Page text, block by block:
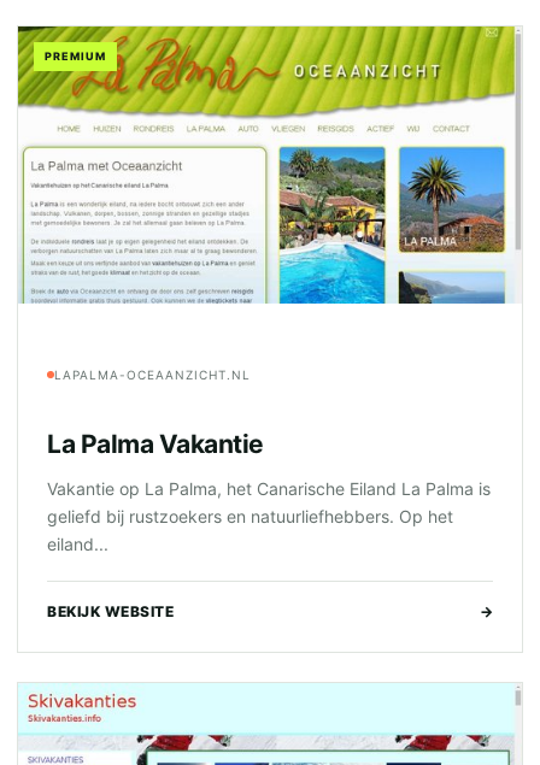
PREMIUM
LAPALMA-OCEAANZICHT.NL
La Palma Vakantie
Vakantie op La Palma, het Canarische Eiland La Palma is
geliefd bij rustzoekers en natuurliefhebbers. Op het
eiland...
BEKIJK WEBSITE →